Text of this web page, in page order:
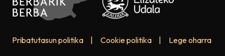
Pribatutasun politika Cookie politika Lege oharra